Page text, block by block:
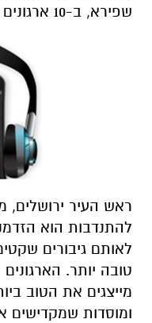
שפירא, ב-10 ארגונים ושני פרסי מפעל חיים.
ראש העיר ירושלים,
להתנדבות הוא
לאותם גיבורים
טובה יותר.
מייצגים את הטוב
ומוסדות שמקדישים